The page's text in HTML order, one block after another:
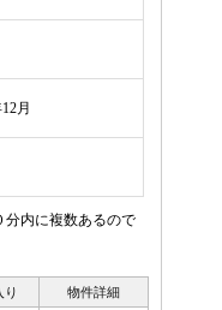
月
分内に複数あるので
り 物件詳細